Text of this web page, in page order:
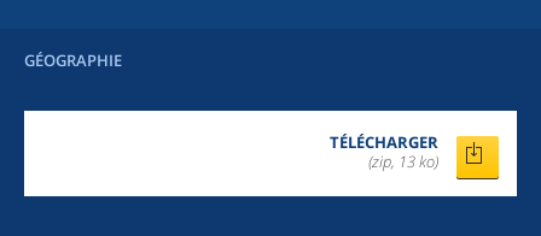
GÉOGRAPHIE
TÉLÉCHARGER
(zip, 13 ko)